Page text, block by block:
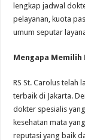
lengkap jadwal
pelayanan, kuota
umum seputar
Mengapa Memilih
RS St. Carolus telah
terbaik di Jakarta.
dokter spesialis
kesehatan mata
reputasi yang baik